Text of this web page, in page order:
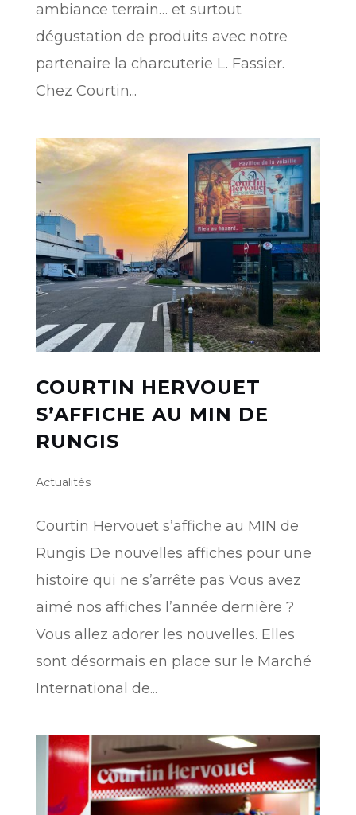
ambiance terrain… et surtout
dégustation de produits avec notre
partenaire la charcuterie L. Fassier.
Chez Courtin...
COURTIN HERVOUET
S’AFFICHE AU MIN DE
RUNGIS
Actualités
Courtin Hervouet s’affiche au MIN de
Rungis De nouvelles affiches pour une
histoire qui ne s’arrête pas Vous avez
aimé nos affiches l’année dernière ?
Vous allez adorer les nouvelles. Elles
sont désormais en place sur le Marché
International de...